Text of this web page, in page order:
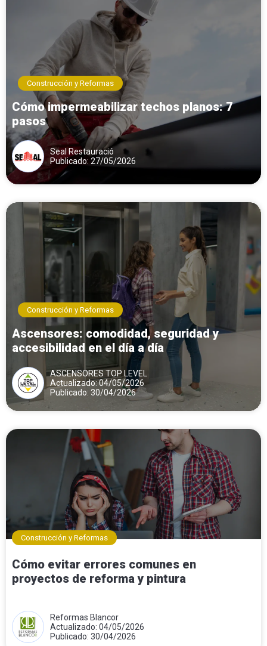
Construcción y Reformas
Cómo impermeabilizar techos planos: 7
pasos
Seal Restauració
Publicado: 27/05/2026
Construcción y Reformas
Ascensores: comodidad, seguridad y
accesibilidad en el día a día
ASCENSORES TOP LEVEL
Actualizado: 04/05/2026
Publicado: 30/04/2026
Construcción y Reformas
Cómo evitar errores comunes en
proyectos de reforma y pintura
Reformas Blancor
Actualizado: 04/05/2026
Publicado: 30/04/2026